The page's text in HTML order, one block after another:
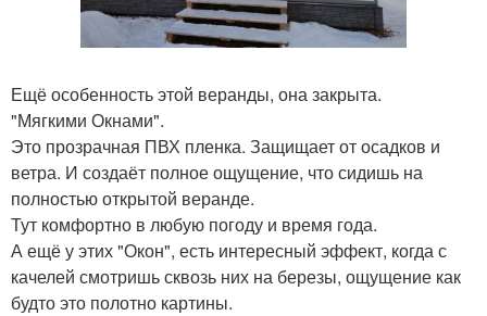
Ещё особенность этой веранды, она закрыта.
"Мягкими Окнами".
Это прозрачная ПВХ пленка. Защищает от осадков и
ветра. И создаёт полное ощущение, что сидишь на
полностью открытой веранде.
Тут комфортно в любую погоду и время года.
А ещё у этих "Окон", есть интересный эффект, когда с
качелей смотришь сквозь них на березы, ощущение как
будто это полотно картины.